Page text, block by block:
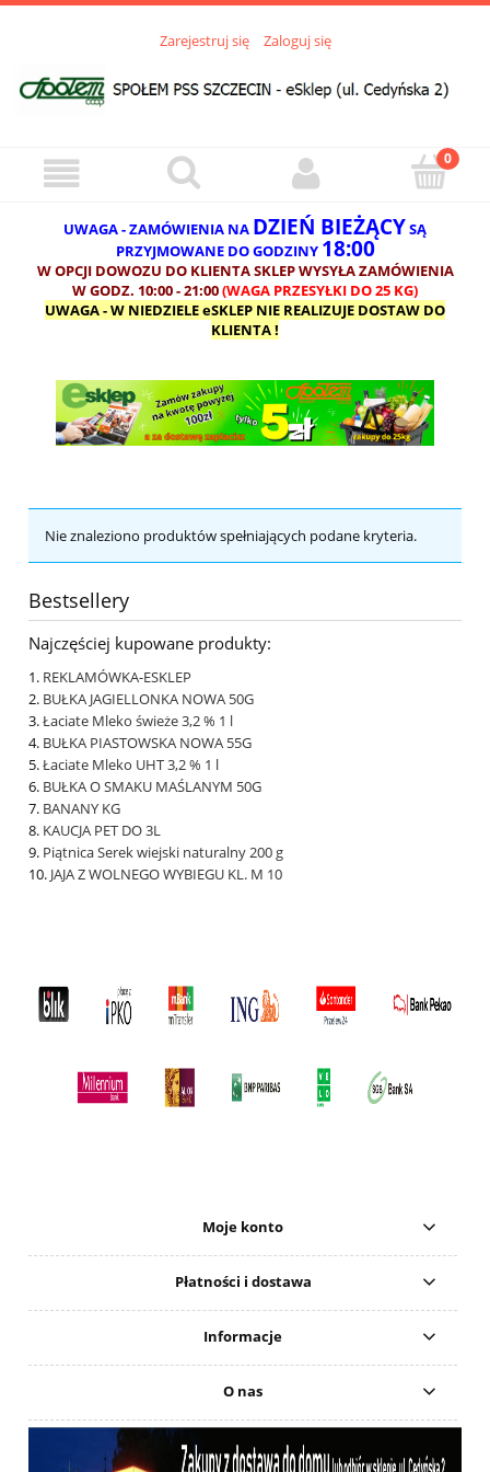
Zarejestruj się Zaloguj się
UWAGA - ZAMÓWIENIA NA DZIEŃ BIEŻĄCYSĄ
PRZYJMOWANE DO GODZINY 18:00
W OPCJI DOWOZU DO KLIENTA SKLEP WYSYŁA ZAMÓWIENIA
W GODZ. 10:00 - 21:00(WAGA PRZESYŁKI DO 25 KG)
UWAGA - W NIEDZIELE eSKLEP NIE REALIZUJE DOSTAW DO
KLIENTA !
Nie znaleziono produktów spełniających podane kryteria.
Bestsellery
Najczęściej kupowane produkty:
REKLAMÓWKA-ESKLEP
BUŁKA JAGIELLONKA NOWA 50G
Łaciate Mleko świeże 3,2 % 1 l
BUŁKA PIASTOWSKA NOWA 55G
Łaciate Mleko UHT 3,2 % 1 l
BUŁKA O SMAKU MAŚLANYM 50G
BANANY KG
KAUCJA PET DO 3L
Piątnica Serek wiejski naturalny 200 g
JAJA Z WOLNEGO WYBIEGU KL. M 10
Moje konto
Płatności i dostawa
Informacje
O nas